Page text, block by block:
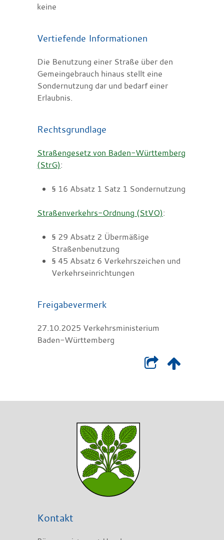
keine
Vertiefende Informationen
Die Benutzung einer Straße über den
Gemeingebrauch hinaus stellt eine
Sondernutzung dar und bedarf einer
Erlaubnis.
Rechtsgrundlage
Straßengesetz von Baden-Württemberg
(StrG):
§ 16 Absatz 1 Satz 1 Sondernutzung
Straßenverkehrs-Ordnung (StVO):
§ 29 Absatz 2 Übermäßige
Straßenbenutzung
§ 45 Absatz 6 Verkehrszeichen und
Verkehrseinrichtungen
Freigabevermerk
27.10.2025 Verkehrsministerium
Baden-Württemberg
Kontakt